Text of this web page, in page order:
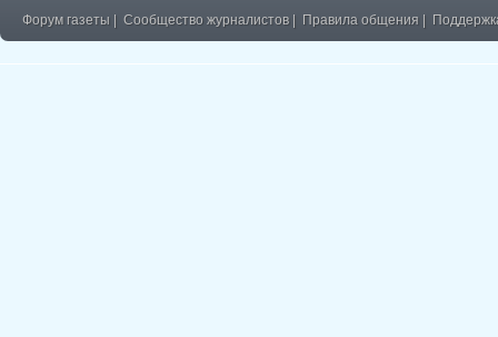
Форум газеты Сообщество журналистов Правила общения
�